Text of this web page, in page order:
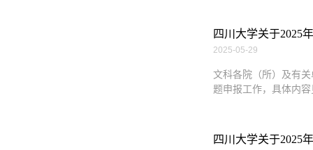
四川大学关于2025
2025-05-29
文科各院（所）及有
题申报工作，具体内容
四川大学关于2025